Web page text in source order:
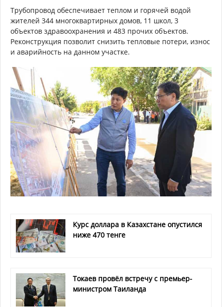
Трубопровод обеспечивает теплом и горячей водой
жителей 344 многоквартирных домов, 11 школ, 3
объектов здравоохранения и 483 прочих объектов.
Реконструкция позволит снизить тепловые потери, износ
и аварийность на данном участке.
Курс доллара в Казахстане опустился
ниже 470 тенге
Токаев провёл встречу с премьер-
министром Таиланда